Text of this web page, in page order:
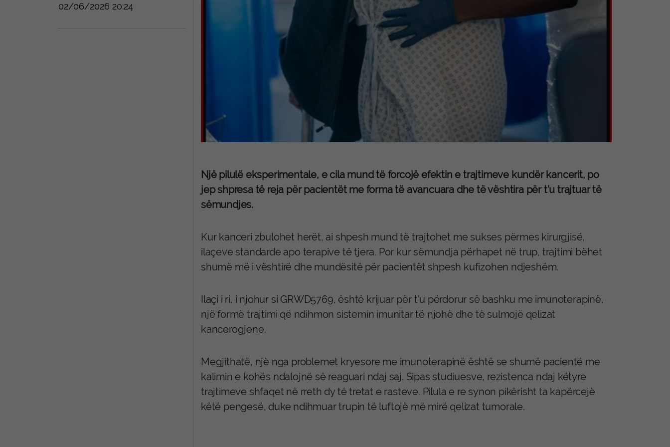
02/06/2026 20:24
Një pilulë eksperimentale, e cila mund të forcojë efektin e trajtimeve kundër kancerit, po
jep shpresa të reja për pacientët me forma të avancuara dhe të vështira për t’u trajtuar të
sëmundjes.
Kur kanceri zbulohet herët, ai shpesh mund të trajtohet me sukses përmes kirurgjisë,
ilaçeve standarde apo terapive të tjera. Por kur sëmundja përhapet në trup, trajtimi bëhet
shumë më i vështirë dhe mundësitë për pacientët shpesh kufizohen ndjeshëm.
Ilaçi i ri, i njohur si GRWD5769, është krijuar për t’u përdorur së bashku me imunoterapinë,
një formë trajtimi që ndihmon sistemin imunitar të njohë dhe të sulmojë qelizat
kancerogjene.
Megjithatë, një nga problemet kryesore me imunoterapinë është se shumë pacientë me
kalimin e kohës ndalojnë së reaguari ndaj saj. Sipas studiuesve, rezistenca ndaj këtyre
trajtimeve shfaqet në rreth dy të tretat e rasteve. Pilula e re synon pikërisht ta kapërcejë
këtë pengesë, duke ndihmuar trupin të luftojë më mirë qelizat tumorale.